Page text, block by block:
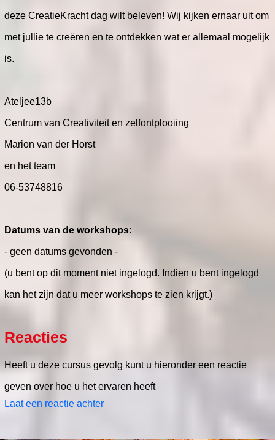
deze CreatieKracht dag wilt beleven! Wij kijken ernaar uit om
met jullie te creëren en te ontdekken wat er allemaal mogelijk
is.
Ateljee13b
Centrum van Creativiteit en zelfontplooiing
Marion van der Horst
en het team
06-53748816
Datums van de workshops:
- geen datums gevonden -
(u bent op dit moment niet ingelogd. Indien u bent ingelogd
kan het zijn dat u meer workshops te zien krijgt.)
Reacties
Heeft u deze cursus gevolg kunt u hieronder een reactie
geven over hoe u het ervaren heeft
Laat een reactie achter